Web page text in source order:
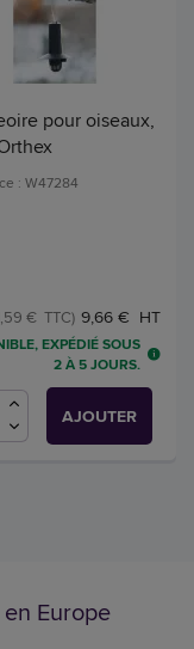
pour oiseaux,
: W47284
9,66 € HT
€ TTC)
EXPÉDIÉ SOUS
2 À 5 JOURS.
AJOUTER
Europe